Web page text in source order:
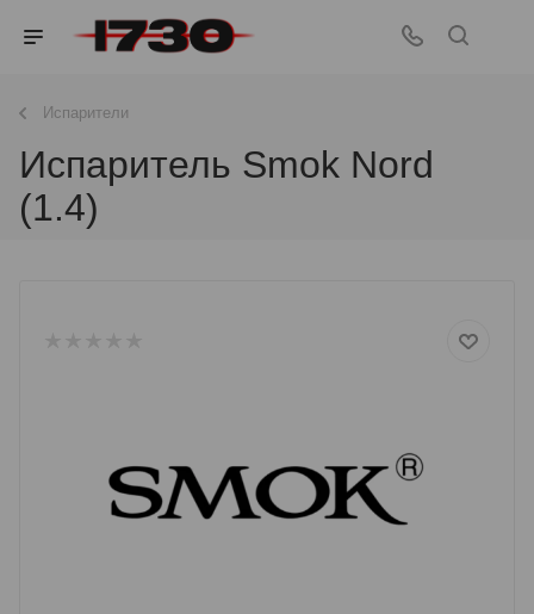
Испарители
Испаритель Smok Nord
(1.4)